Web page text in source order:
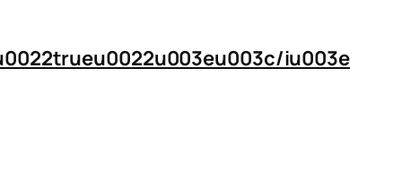
iu003e